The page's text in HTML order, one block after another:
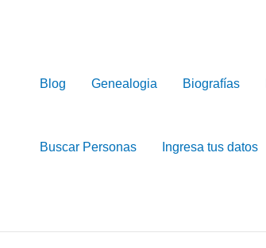
Blog Genealogia Biografías
Buscar Personas Ingresa tus datos